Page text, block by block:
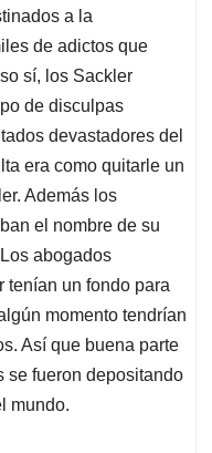
a la
de adictos que
sí, los Sackler
de disculpas
devastadores del
era como quitarle un
Además los
el nombre de su
abogados
tenían un fondo para
momento tendrían
Así que buena parte
se fueron depositando
mundo.